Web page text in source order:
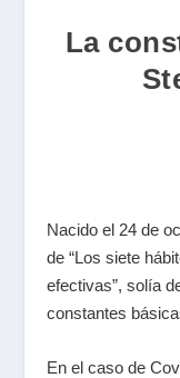
La
Nacido el 24 de
de “Los siete
efectivas”, solía
constantes
En el caso de